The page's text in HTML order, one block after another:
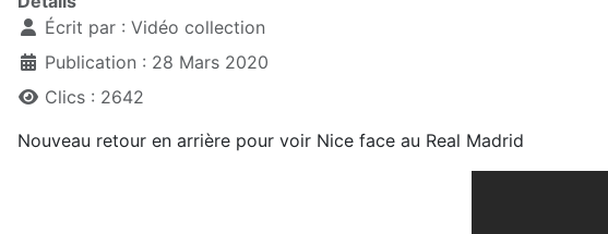
Écrit par : Vidéo collection
Publication : 28 Mars 2020
Clics : 2642
Nouveau retour en arrière pour voir Nice face au Real Madrid